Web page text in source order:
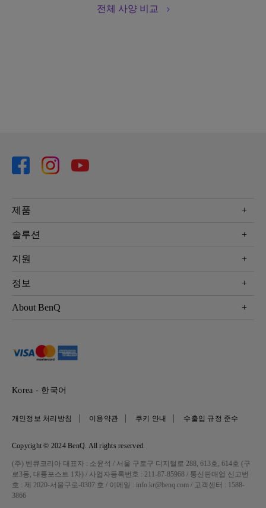
전체 사양 비교
제품
프로젝터
조명
솔루션
Eye-Care 모니터
e스포츠
비즈니스 디스플레이
지원
문의
서비스센터
정보
프로젝터 거리계산기
About BenQ
사회적 책임
뉴스
Copyright © 2024 BenQ. All rights reserved.
개인정보 처리방침 이용약관 쿠키 안내 수출입 규정 준수
Korea - 한국어
(주) 벤큐코리아 대표자 : 소윤석 / 서울 구로구 디지털로 288, 613호, 614호 (구
로3동, 대륭포스트 1차) / 사업자등록번호 : 211-87-85968 / 통신판매업 신고번
호 : 제 2020-서울구로-0307 호 / 이메일 : info.kr@benq.com / 고객센터 : 1588-
3866